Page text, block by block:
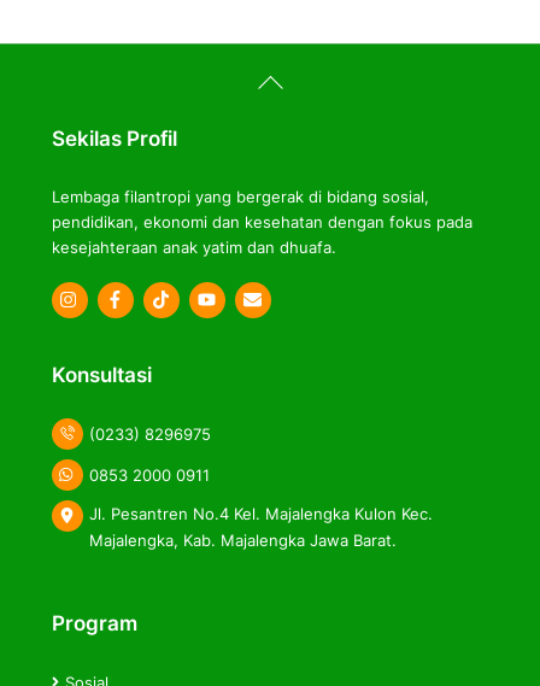
Back
To
Sekilas Profil
Lembaga filantropi yang bergerak di bidang sosial,
pendidikan, ekonomi dan kesehatan dengan fokus pada
kesejahteraan anak yatim dan dhuafa.
Icon
Icon
Icon
Konsultasi
(0233) 8296975
0853 2000 0911
Jl. Pesantren No.4 Kel. Majalengka Kulon Kec.
Majalengka, Kab. Majalengka Jawa Barat.
Program
Sosial